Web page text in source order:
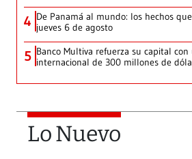
4 De Panamá al mundo: los hechos
jueves 6 de agosto
5 Banco Multiva refuerza su capital con
internacional de 300 millones de
Lo Nuevo